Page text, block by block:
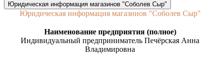
Юридическая информация магазинов "Соболев Сыр"
Юридическая информация магазинов "Соболев Сыр"
Наименование предприятия (полное)
Индивидуальный предприниматель Печёрская Анна
Владимировна